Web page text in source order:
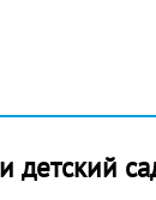
детский